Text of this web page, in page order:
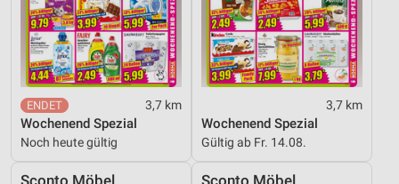
3,7 km
Wochenend Spezial
Noch heute gültig
3,7 km
Wochenend Spezial
Gültig ab Fr. 14.08.
Sconto Möbel Sconto Möbel